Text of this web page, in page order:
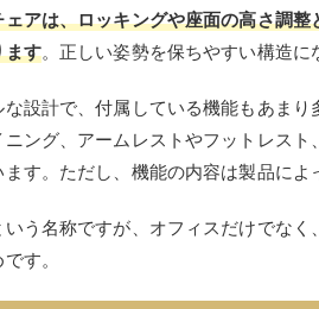
アは、ロッキングや座面の高さ調
ます。正しい姿勢を保ちやすい構造に
設計で、付属している機能もあま
ング、アームレストやフットレス
す。ただし、機能の内容は製品によ
いう名称ですが、オフィスだけでな
す。